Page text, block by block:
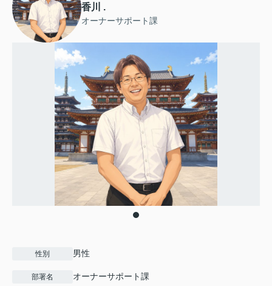
香川 .
オーナーサポート課
性別 男性
部署名 オーナーサポート課